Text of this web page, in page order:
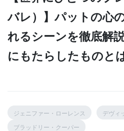
バレ）】パットの心
れるシーンを徹底解
にもたらしたものと
ジェニファー・ローレンス
デヴィ
ブラッドリー・クーパー